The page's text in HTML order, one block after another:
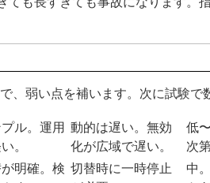
、弱い点を補います。次に試験で
ル。運用
。
動的は遅い。無効
化が広域で遅い。
低
次第
明確。検 切替時に一時停止
中